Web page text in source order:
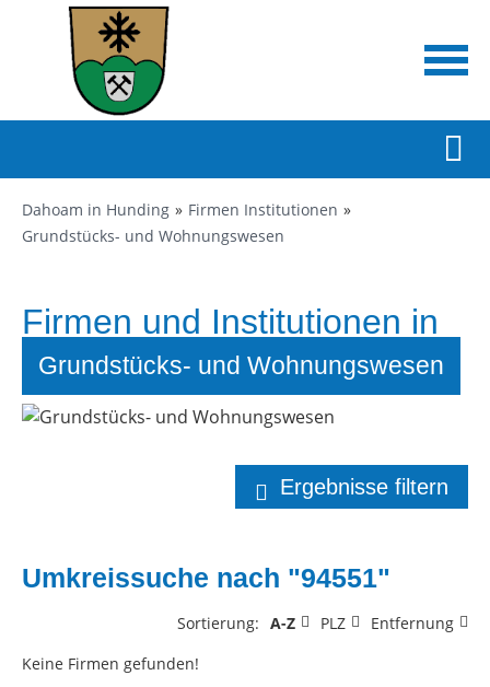
Dahoam in Hunding
Firmen Institutionen
Grundstücks- und Wohnungswesen
Firmen und Institutionen in
Hunding
Grundstücks- und Wohnungswesen
Ergebnisse filtern
Umkreissuche nach "94551"
Sortierung: A-Z PLZ
Entfernung
Keine Firmen gefunden!